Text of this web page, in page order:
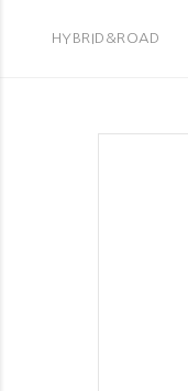
HYBRID&ROAD